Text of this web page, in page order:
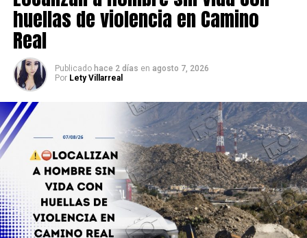
huellas de violencia en Camino
Real
Publicado hace 2 días en agosto 7, 2026
Por Lety Villarreal